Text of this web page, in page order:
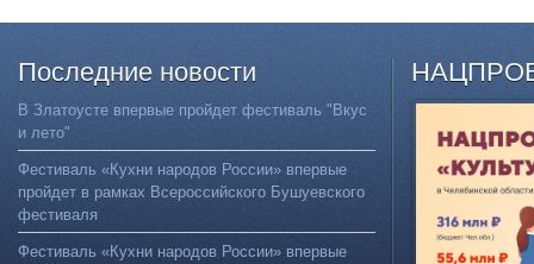
Последние новости
В Златоусте впервые пройдет фестиваль "Вкус
и лето"
Фестиваль «Кухни народов России» впервые
пройдет в рамках Всероссийского Бушуевского
фестиваля
Фестиваль «Кухни народов России» впервые